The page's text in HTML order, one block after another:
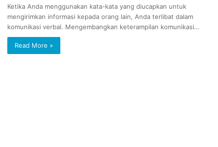
Ketika Anda menggunakan kata-kata yang diucapkan untuk
mengirimkan informasi kepada orang lain, Anda terlibat dalam
komunikasi verbal. Mengembangkan keterampilan komunikasi…
Read More »